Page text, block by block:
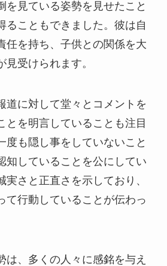
を見ている姿勢を見せたこと
ることもできました。彼は自
任を持ち、子供との関係を大
受けられます。
道に対して堂々とコメントを
とを明言していることも注目
度も隠し事をしていないこと
知していることを公にしてい
実さと正直さを示しており、
て行動していることが伝わっ
は、多くの人々に感銘を与え